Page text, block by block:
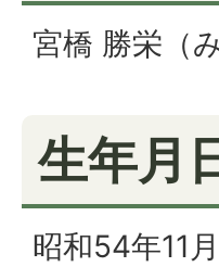
宮橋 勝栄（
生年月
昭和54年11